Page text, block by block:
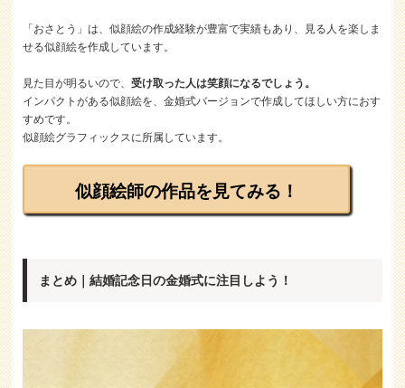
「おさとう」は、似顔絵の作成経験が豊富で実績もあり、見る人を楽しま
せる似顔絵を作成しています。
見た目が明るいので、受け取った人は笑顔になるでしょう。
インパクトがある似顔絵を、金婚式バージョンで作成してほしい方におす
すめです。
似顔絵グラフィックスに所属しています。
似顔絵師の作品を見てみる！
まとめ｜結婚記念日の金婚式に注目しよう！